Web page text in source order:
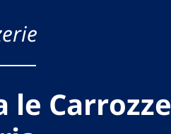
le